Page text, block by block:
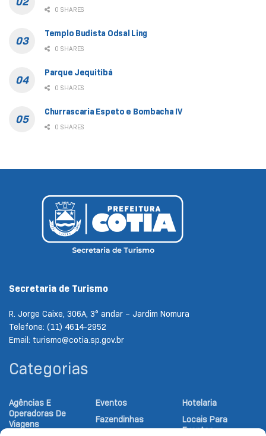
0 SHARES
Templo Budista Odsal Ling
0 SHARES
Parque Jequitibá
0 SHARES
Churrascaria Espeto e Bombacha IV
0 SHARES
Secretaria de Turismo
R. Jorge Caixe, 306A, 3° andar – Jardim Nomura
Telefone: (11) 4614-2952
Email: turismo@cotia.sp.gov.br
Categorias
Agências E
Operadoras De
Viagens
Eventos
Fazendinhas
Hotelaria
Locais Para
Eventos